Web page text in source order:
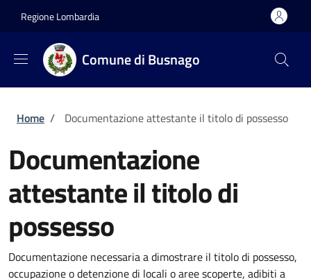
Regione Lombardia
Comune di Busnago
Briciole di pane
Home / Documentazione attestante il titolo di possesso
Documentazione
attestante il titolo di
possesso
Documentazione necessaria a dimostrare il titolo di possesso,
occupazione o detenzione di locali o aree scoperte, adibiti a